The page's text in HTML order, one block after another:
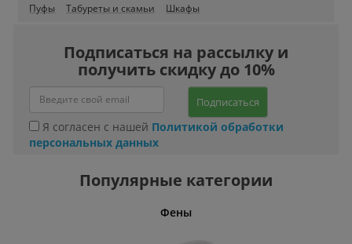
Пуфы
Табуреты и скамьи Шкафы
Подписаться на рассылку и
получить скидку до 10%
Подписаться
Я согласен с нашей Политикой обработки
персональных данных
Популярные категории
Фены